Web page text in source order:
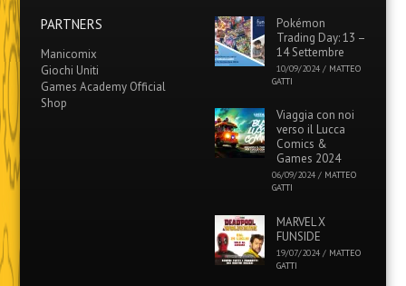
PARTNERS
Manicomix
Giochi Uniti
Games Academy Official
Shop
Pokémon
Trading Day: 13 –
14 Settembre
10/09/2024 / MATTEO
GATTI
Viaggia con noi
verso il Lucca
Comics &
Games 2024
06/09/2024 / MATTEO
GATTI
MARVEL X
FUNSIDE
19/07/2024 / MATTEO
GATTI